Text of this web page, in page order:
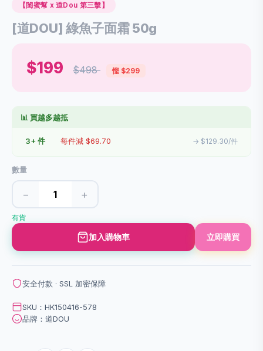
【閨蜜幫 x 道Dou 第三擊】
[道DOU] 綠魚子面霜 50g
$199 $498 慳 $299
📊 買越多越抵
3+ 件 每件減 $69.70 → $129.30/件
數量
− +
有貨
加入購物車 立即購買
安全付款 · SSL 加密保障
SKU：HK150416-578
品牌：道DOU